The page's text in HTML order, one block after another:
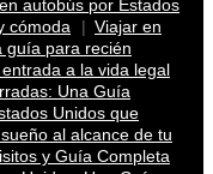
autobús por Estados
cómoda
Viajar en
guía para recién
a la vida legal
Una Guía
Unidos que
al alcance de tu
y Guía Completa